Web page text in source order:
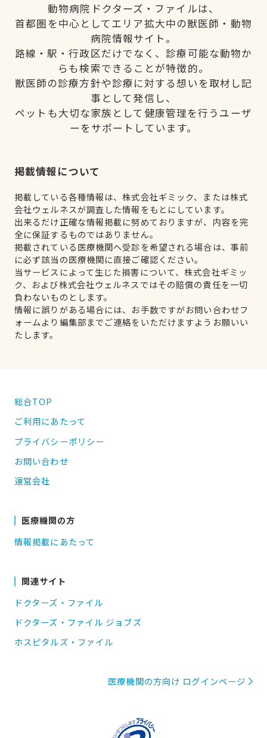
動物病院ドクターズ・ファイルは、
首都圏を中心としてエリア拡大中の獣医師・動物
病院情報サイト。
路線・駅・行政区だけでなく、診療可能な動物か
らも検索できることが特徴的。
獣医師の診療方針や診療に対する想いを取材し記
事として発信し、
ペットも大切な家族として健康管理を行うユーザ
ーをサポートしています。
掲載情報について
掲載している各種情報は、株式会社ギミック、または株式
会社ウェルネスが調査した情報をもとにしています。
出来るだけ正確な情報掲載に努めておりますが、内容を完
全に保証するものではありません。
掲載されている医療機関へ受診を希望される場合は、事前
に必ず該当の医療機関に直接ご確認ください。
当サービスによって生じた損害について、株式会社ギミッ
ク、および株式会社ウェルネスではその賠償の責任を一切
負わないものとします。
情報に誤りがある場合には、お手数ですがお問い合わせフ
ォームより編集部までご連絡をいただけますようお願いい
たします。
総合TOP
ご利用にあたって
プライバシーポリシー
お問い合わせ
運営会社
医療機関の方
情報掲載にあたって
関連サイト
ドクターズ・ファイル
ドクターズ・ファイル ジョブズ
ホスピタルズ・ファイル
医療機関の方向け ログインページ